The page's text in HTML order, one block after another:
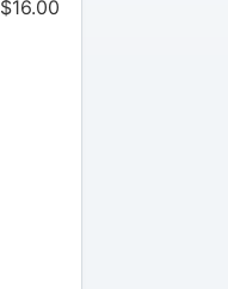
$16.00